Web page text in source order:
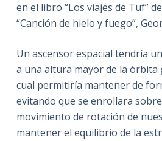
en el libro “Los viajes de Tuf”
“Canción de hielo y fuego”,
Un ascensor espacial tendría
a una altura mayor de la órbita
cual permitiría mantener de
evitando que se enrollara
movimiento de rotación de
mantener el equilibrio de la